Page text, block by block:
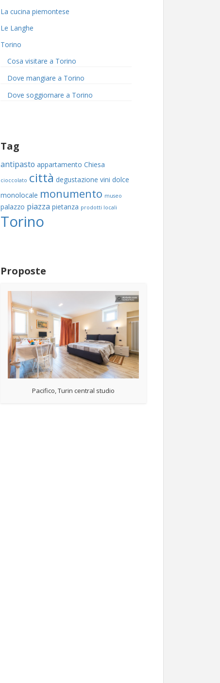
La cucina piemontese
Le Langhe
Torino
Cosa visitare a Torino
Dove mangiare a Torino
Dove soggiornare a Torino
Tag
antipasto appartamento Chiesa
cioccolato città degustazione vini dolce
monolocale monumento museo
palazzo piazza pietanza prodotti locali
Torino
Proposte
Pacifico, Turin central studio